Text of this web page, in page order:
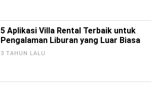
5 Aplikasi Villa Rental Terbaik untuk
Pengalaman Liburan yang Luar Biasa
3 TAHUN LALU